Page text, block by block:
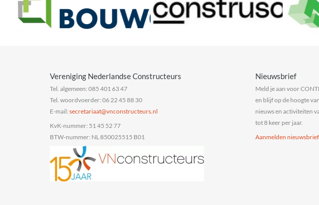
Vereniging Nederlandse Constructeurs
Tel. algemeen: 085 401 63 47
Tel. woordvoerder: 06 22 45 88 30
E-mail:
ln.sruetcurtsnocnv
@taairaterces
KvK-nummer: 51 45 52 77
BTW-nummer: NL 850025515 B01
Nieuwsbrief
Meld je aan voor
en blijf op de hoogte
nieuws en activiteiten
tot 8 keer per jaar.
Aanmelden nieuwsbrief